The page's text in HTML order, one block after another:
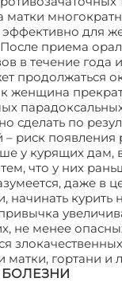
матки
эффективно для
приема
в течение года
продолжаться
женщина
сделать по
– риск появления
у курящих дам,
что у них
даже в
начинать курить
не менее
матки, гортани и